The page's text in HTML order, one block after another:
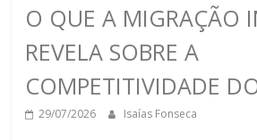
O QUE A MIGRAÇÃO
REVELA SOBRE A
COMPETITIVIDADE
29/07/2026 Isaías Fonseca